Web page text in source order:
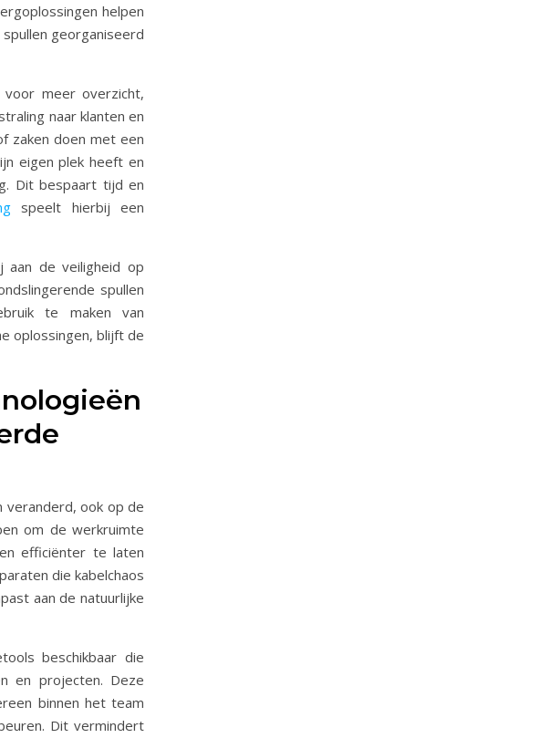
helpen
georganiseerd
voor meer overzicht,
naar klanten en
zaken doen met een
eigen plek heeft en
Dit bespaart tijd en
speelt hierbij een
aan de veiligheid op
spullen
te maken van
oplossingen, blijft de
veranderd, ook op de
om de werkruimte
efficiënter te laten
die kabelchaos
aan de natuurlijke
beschikbaar die
en projecten. Deze
binnen het team
Dit vermindert